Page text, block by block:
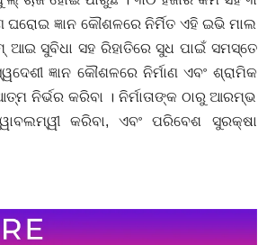
ଘରୋଇ ଜ୍ଞାନ କୌଶଳରେ ନିର୍ମିତ ଏହି ଇଭି ମାଲ
ସୁବିଧା ସହ ରିହାତିରେ ସୁଧ ପାଇଁ ସମସ୍ତେ
ଜ୍ଞାନ କୌଶଳରେ ନିର୍ମାଣ ଏବଂ ଶ୍ରାମିକ
ନିର୍ଭର କରିବା । ନିର୍ମାତାଙ୍କ ଠାରୁ ଆରମ୍ଭ
କରିବା, ଏବଂ ପରିବେଶ ସୁରକ୍ଷା